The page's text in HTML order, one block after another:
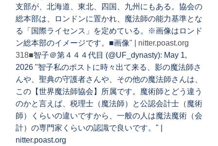
支部が、北海道、東北、四国、九州にもある。協会の
総本部は、ロンドンに置かれ、魔法師の能力基準とな
る「国際ライセンス」を定めている。※画像はロンド
ン総本部のイメージです。■画像" | nitter.poast.org
318■智子＠第４４４代目 (@UF_dynasty): May 1,
2026 "智子私のポストに時々出て来る、影の魔法師さ
んや、聖典の守護者さんや、その他の魔法師さんは、
この【世界魔法師協会】所属です。魔術師とどう違う
のかと言えば、税理士（魔法師）と公認会計士（魔術
師）くらいの違いですから、一般の人は魔法魔術（会
計）の専門家くらいの認識で良いです。" |
nitter.poast.org